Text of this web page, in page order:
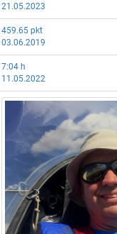
21.05.2023
459.65 pkt
03.06.2019
7:04 h
11.05.2022